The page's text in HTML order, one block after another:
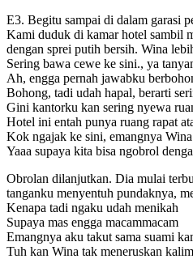
E3. Begitu sampai di dalam garasi
Kami duduk di kamar hotel sambil
dengan sprei putih bersih. Wina
Sering bawa cewe ke sini., ya
Ah, engga pernah jawabku
Bohong, tadi udah hapal, berarti
Gini kantorku kan sering nyewa
Hotel ini entah punya ruang rapat
Kok ngajak ke sini, emangnya
Yaaa supaya kita bisa ngobrol
Obrolan dilanjutkan. Dia mulai
tanganku menyentuh pundaknya,
Kenapa tadi ngaku udah menikah
Supaya mas engga macammacam
Emangnya aku takut sama suami
Tuh kan Wina tak meneruskan